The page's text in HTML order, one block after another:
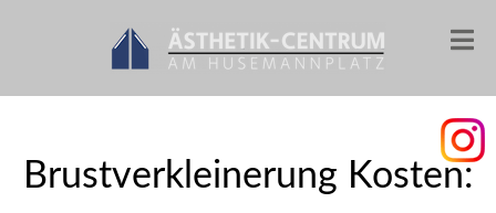
Brustverkleinerung Kosten: